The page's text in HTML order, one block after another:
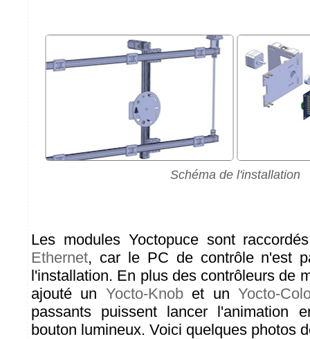
Schéma de l'installation
Les modules Yoctopuce sont
Ethernet, car le PC de contrôle n'est
l'installation. En plus des contrôleurs de
ajouté un Yocto-Knobet un Yocto-
passants puissent lancer l'animation
bouton lumineux. Voici quelques photos